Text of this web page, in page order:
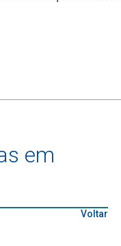
em
Voltar